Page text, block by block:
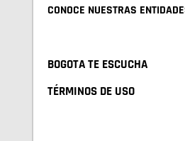
CONOCE NUESTRAS
BOGOTA TE ESCUCHA
TÉRMINOS DE USO